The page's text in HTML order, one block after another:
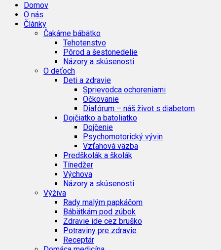
Domov
O nás
Články
Čakáme bábätko
Tehotenstvo
Pôrod a šestonedelie
Názory a skúsenosti
O deťoch
Deti a zdravie
Sprievodca ochoreniami
Očkovanie
Diafórum – náš život s diabetom
Dojčiatko a batoliatko
Dojčenie
Psychomotorický vývin
Vzťahová väzba
Predškolák a školák
Tínedžer
Výchova
Názory a skúsenosti
Výživa
Rady malým papkáčom
Bábätkám pod zúbok
Zdravie ide cez bruško
Potraviny pre zdravie
Receptár